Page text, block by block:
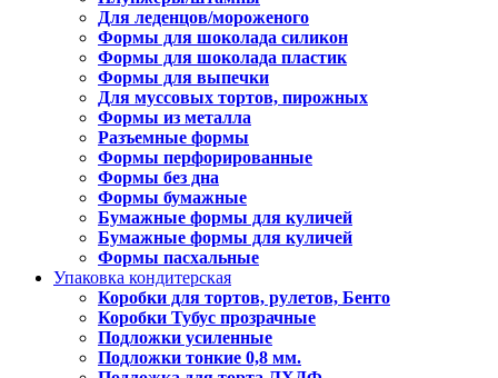
Для леденцов/мороженого
Формы для шоколада силикон
Формы для шоколада пластик
Формы для выпечки
Для муссовых тортов, пирожных
Формы из металла
Разъемные формы
Формы перфорированные
Формы без дна
Формы бумажные
Бумажные формы для куличей
Бумажные формы для куличей
Формы пасхальные
Упаковка кондитерская
Коробки для тортов, рулетов, Бенто
Коробки Тубус прозрачные
Подложки усиленные
Подложки тонкие 0,8 мм.